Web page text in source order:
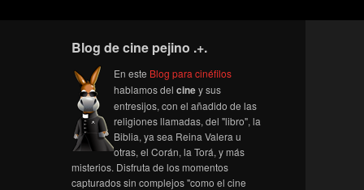
Blog de cine pejino .+.
En este Blog para cinéfilos
hablamos del ciney sus
entresijos, con el añadido de las
religiones llamadas, del "libro", la
Biblia, ya sea Reina Valera u
otras, el Corán, la Torá, y más
misterios. Disfruta de los momentos
capturados sin complejos "como el cine